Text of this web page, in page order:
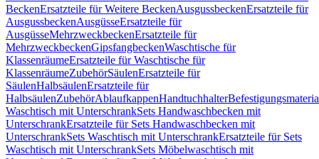
BeckenErsatzteile für Weitere BeckenAusgussbeckenErsatzteile für
AusgussbeckenAusgüsseErsatzteile für
AusgüsseMehrzweckbeckenErsatzteile für
MehrzweckbeckenGipsfangbeckenWaschtische für
KlassenräumeErsatzteile für Waschtische für
KlassenräumeZubehörSäulenErsatzteile für
SäulenHalbsäulenErsatzteile für
HalbsäulenZubehörAblaufkappenHandtuchhalter
Waschtisch mit UnterschrankSets Handwaschbecken mit
UnterschrankErsatzteile für Sets Handwaschbecken mit
UnterschrankSets Waschtisch mit UnterschrankErsatzteile für Sets
Waschtisch mit UnterschrankSets Möbelwaschtisch mit